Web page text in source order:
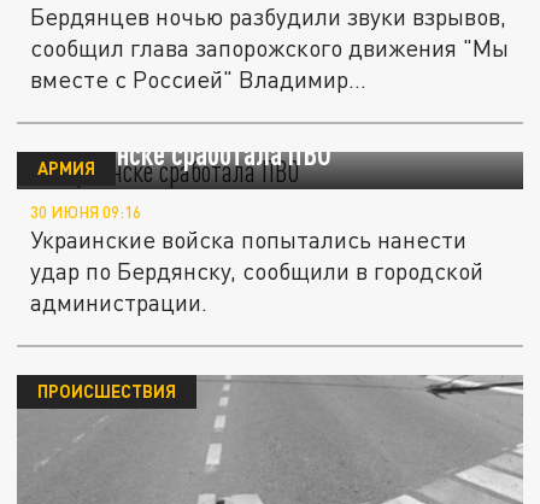
Бердянцев ночью разбудили звуки взрывов,
сообщил глава запорожского движения "Мы
вместе с Россией" Владимир...
В Бердянске сработала ПВО
АРМИЯ
30 ИЮНЯ 09:16
Украинские войска попытались нанести
удар по Бердянску, сообщили в городской
администрации.
ПРОИСШЕСТВИЯ